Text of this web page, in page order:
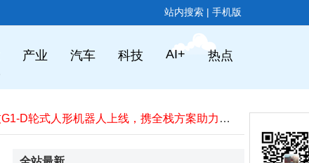
站内搜索 | 手机版
产业 汽车 科技 AI+ 热点
华为顶级旗舰价格大跳水，16GB+512GB直降2100元，为新机让路
荣耀500系列全渠道预约开启 2亿像素主摄+8000mAh大电池成亮点
大疆新品亮点频现：Avata 360无人机配旋转云台，Osmo Action 6相机可变光圈